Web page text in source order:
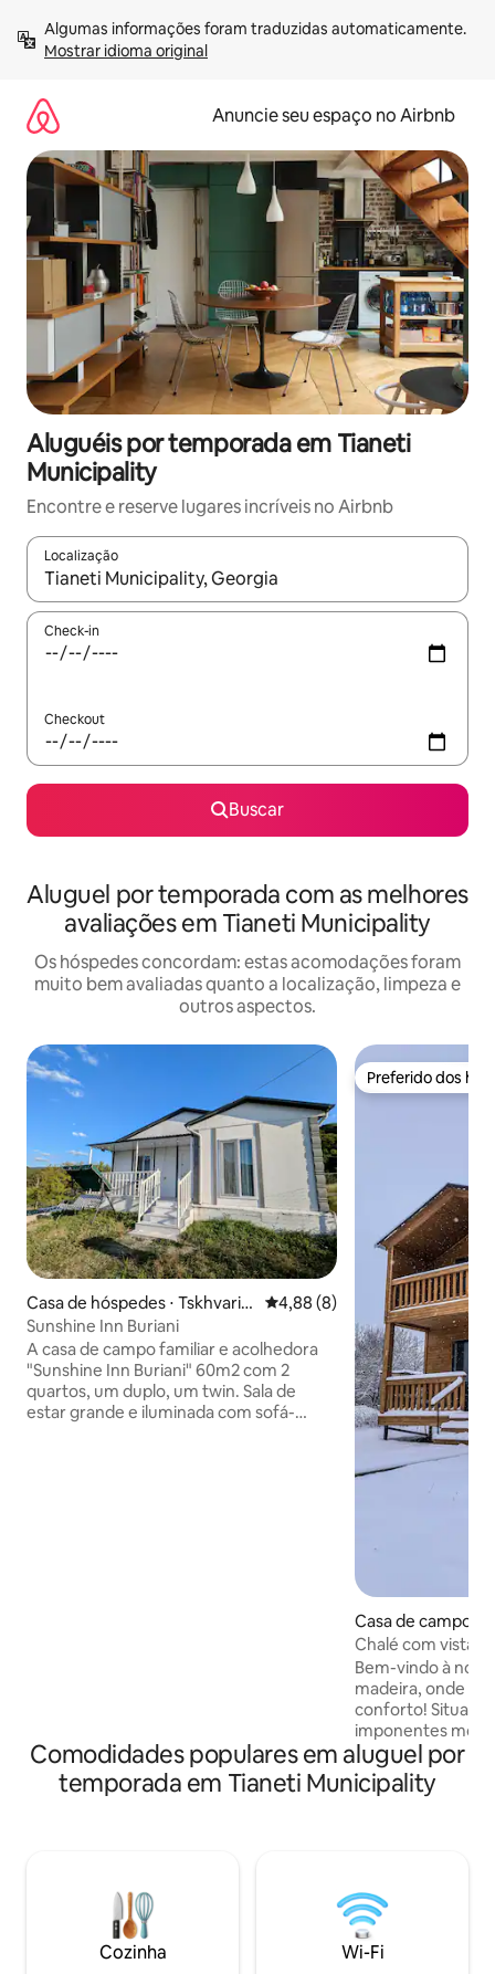
para
Mostrar idioma original
Anuncie seu espaço no Airbnb
Aluguéis por temporada em Tianeti
Municipality
Encontre e reserve lugares incríveis no Airbnb
Localização
Quando os resultados estiverem disponíveis, explore-os
Check-in
Checkout
Buscar
Aluguel por temporada com as melhores
avaliações em Tianeti Municipality
Os hóspedes concordam: estas acomodações foram
muito bem avaliadas quanto a localização, limpeza e
outros aspectos.
Casa de hóspedes ⋅ Tskhvaric
hamia
4,88 de uma avaliação média
4,88 (8)
Sunshine Inn Buriani
A casa de campo familiar e acolhedora
"Sunshine Inn Buriani" 60m2 com 2
quartos, um duplo, um twin. Sala de
estar grande e iluminada com sofá-
Preferido dos
Preferido dos
Casa de campo ⋅
Chalé com vista
Bem-vindo à
madeira, onde o
conforto! Situado
imponentes
este retiro
aconchegante
modernas.
estilo – reserve sua
casa localizada
antiga cidade
de Tbilisi.
Comodidades populares em aluguel por
temporada em Tianeti Municipality
Cozinha Wi-Fi